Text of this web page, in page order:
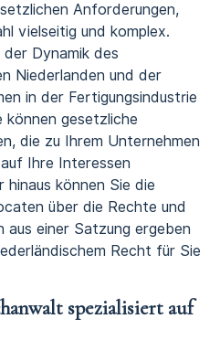
Anforderungen,
vielseitig und komplex.
Dynamik des
Niederlanden und der
in der Fertigungsindustrie
gesetzliche
die zu Ihrem Unternehmen
Ihre Interessen
können Sie die
über die Rechte und
einer Satzung ergeben
Recht für Sie
spezialisiert auf